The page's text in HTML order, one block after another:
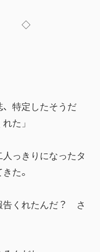
　◇
、特定したそうだ
た」
っきりになったタ
た。
くれたんだ？　さ